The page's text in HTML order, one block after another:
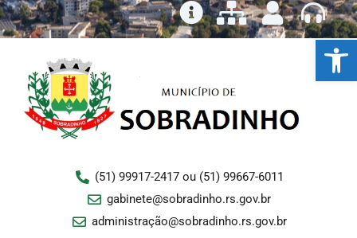
Ir
para
conteúdo
(51) 99917-2417 ou (51) 99667-6011
gabinete@sobradinho.rs.gov.br
administração@sobradinho.rs.gov.br